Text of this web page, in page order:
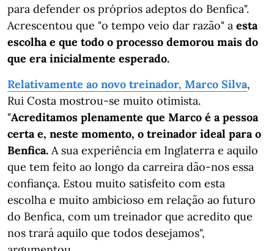
para defender os próprios adeptos do Benfica".
Acrescentou que "o tempo veio dar razão" a esta
escolha e que todo o processo demorou mais do
que era inicialmente esperado.
Relativamente ao novo treinador, Marco Silva,
Rui Costa mostrou-se muito otimista.
"Acreditamos plenamente que Marco é a pessoa
certa e, neste momento, o treinador ideal para o
Benfica. A sua experiência em Inglaterra e aquilo
que tem feito ao longo da carreira dão-nos essa
confiança. Estou muito satisfeito com esta
escolha e muito ambicioso em relação ao futuro
do Benfica, com um treinador que acredito que
nos trará aquilo que todos desejamos",